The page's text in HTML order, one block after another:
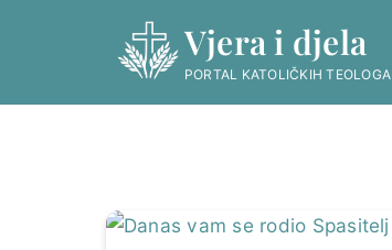
Vjera i djela
PORTAL KATOLIČKIH TEOLOGA